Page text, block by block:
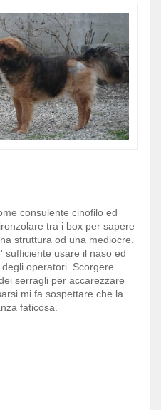
consulente cinofilo ed
tra i box per sapere
struttura od una mediocre.
sufficiente usare il naso ed
operatori. Scorgere
serragli per accarezzare
mi fa sospettare che la
faticosa.